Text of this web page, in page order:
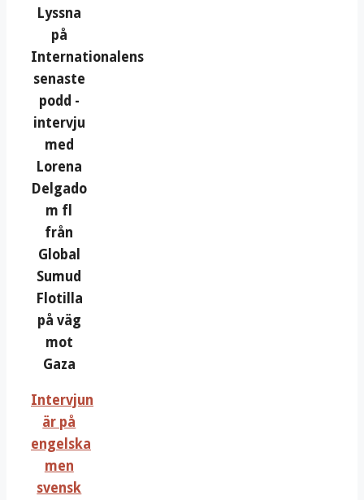
Lyssna
på
Internationalens
senaste
podd -
intervju
med
Lorena
Delgado
m fl
från
Global
Sumud
Flotilla
på väg
mot
Gaza
Intervjun
är på
engelska
men
svensk